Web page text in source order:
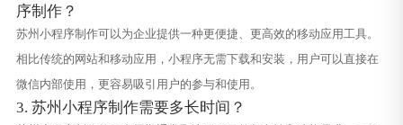
序制作？
苏州小程序制作可以为企业提供一种更便捷、更高效的移动应用工具。
相比传统的网站和移动应用，小程序无需下载和安装，用户可以直接在
微信内部使用，更容易吸引用户的参与和使用。
3. 苏州小程序制作需要多长时间？